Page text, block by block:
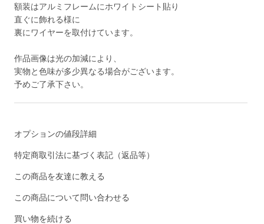
額装はアルミフレームにホワイトシート貼り
直ぐに飾れる様に
裏にワイヤーを取付けています。
作品画像は光の加減により、
実物と色味が多少異なる場合がございます。
予めご了承下さい。
オプションの値段詳細
特定商取引法に基づく表記（返品等）
この商品を友達に教える
この商品について問い合わせる
買い物を続ける